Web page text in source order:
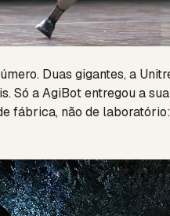
Duas gigantes, a
Só a AgiBot entregou a
fábrica, não de